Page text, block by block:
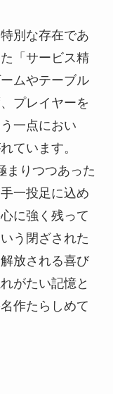
別な存在であ
「サービス精
ムやテーブル
プレイヤーを
一点におい
ています。
まりつつあった
一投足に込め
に強く残って
う閉ざされた
放される喜び
がたい記憶と
作たらしめて